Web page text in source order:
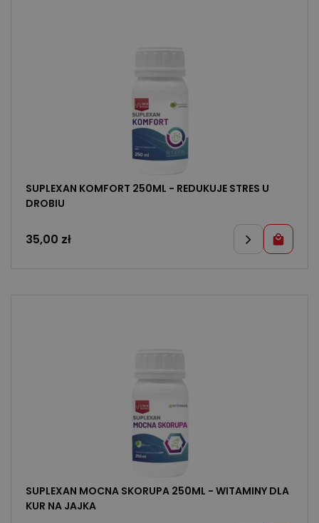
SUPLEXAN KOMFORT 250ML - REDUKUJE STRES U
DROBIU
35,00 zł
SUPLEXAN MOCNA SKORUPA 250ML - WITAMINY DLA
KUR NA JAJKA